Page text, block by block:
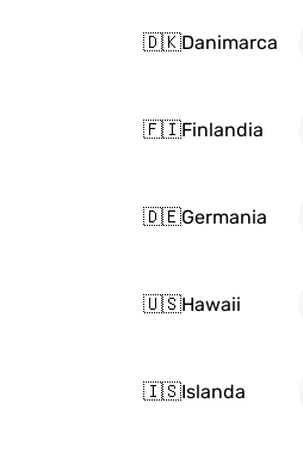
🇩🇰Danimarca
🇫🇮Finlandia
🇩🇪Germania
🇺🇸Hawaii
🇮🇸Islanda